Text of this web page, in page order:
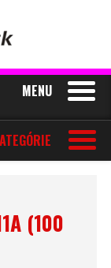
MENU
(100